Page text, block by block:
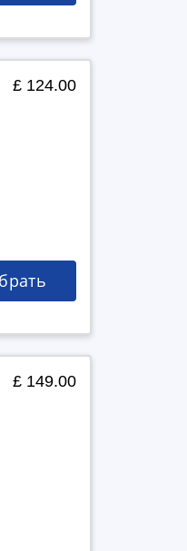
£ 124.00
£ 149.00